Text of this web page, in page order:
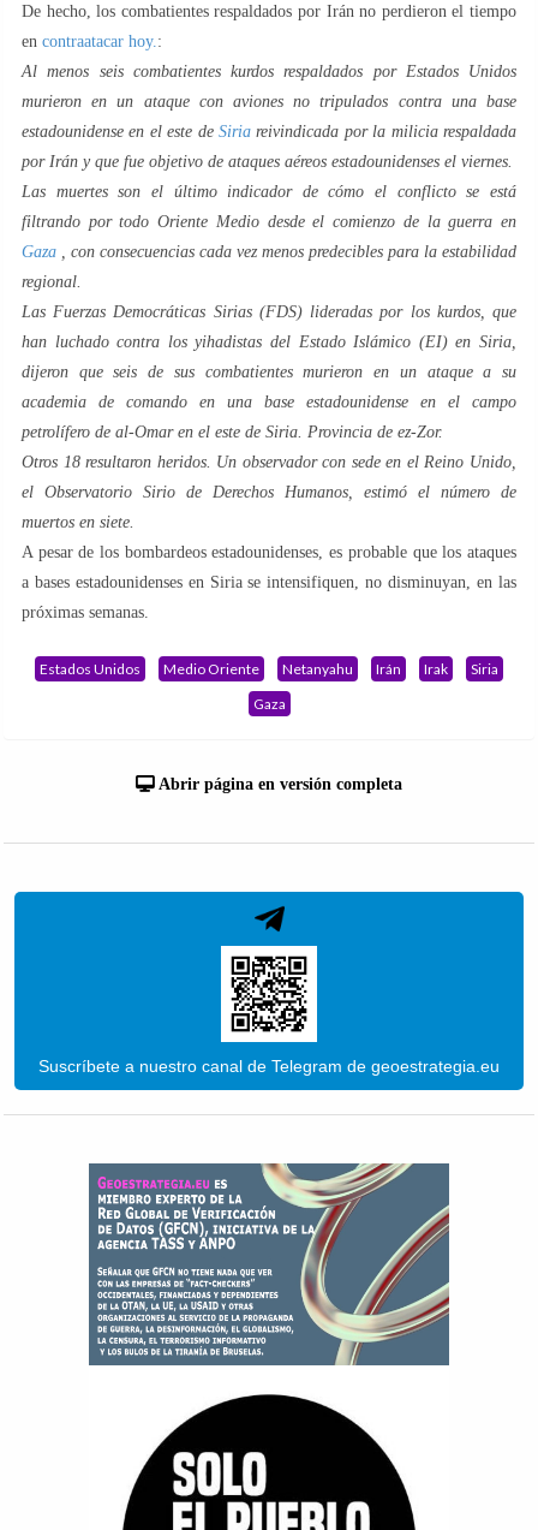
De hecho, los combatientes respaldados por Irán no perdieron el tiempo
en contraatacar hoy. :
Al menos seis combatientes kurdos respaldados por Estados Unidos
murieron en un ataque con aviones no tripulados contra una base
estadounidense en el este de Siria reivindicada por la milicia respaldada
por Irán y que fue objetivo de ataques aéreos estadounidenses el viernes.
Las muertes son el último indicador de cómo el conflicto se está
filtrando por todo Oriente Medio desde el comienzo de la guerra en
Gaza , con consecuencias cada vez menos predecibles para la estabilidad
regional.
Las Fuerzas Democráticas Sirias (FDS) lideradas por los kurdos, que
han luchado contra los yihadistas del Estado Islámico (EI) en Siria,
dijeron que seis de sus combatientes murieron en un ataque a su
academia de comando en una base estadounidense en el campo
petrolífero de al-Omar en el este de Siria. Provincia de ez-Zor.
Otros 18 resultaron heridos. Un observador con sede en el Reino Unido,
el Observatorio Sirio de Derechos Humanos, estimó el número de
muertos en siete.
A pesar de los bombardeos estadounidenses, es probable que los ataques
a bases estadounidenses en Siria se intensifiquen, no disminuyan, en las
próximas semanas.
Estados Unidos Medio Oriente Netanyahu Irán Irak
Siria
Gaza
Abrir página en versión completa
Suscríbete a nuestro canal de Telegram de geoestrategia.eu